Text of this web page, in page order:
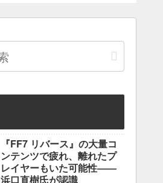
『FF7 リバース』の大量コ
ンテンツで疲れ、離れたプ
レイヤーもいた可能性――
浜口直樹氏が認識